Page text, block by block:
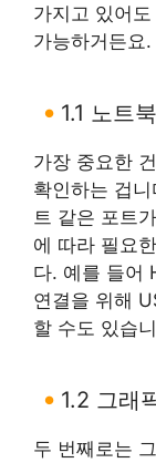
가지고 있어
가능하거든요.
1.1 노트
가장 중요한
확인하는 겁
트 같은 포트
에 따라 필요
다. 예를 들어
연결을 위해
할 수도 있습
1.2 그래
두 번째로는